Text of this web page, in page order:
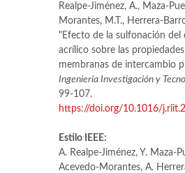
Realpe-Jiménez, A., Maza-
Morantes, M.T., Herrera-
"Efecto de la sulfonación del
acrílico sobre las
membranas de intercambio
Ingeniería Investigación y
99-107.
https://doi.org/10.1016/
Estilo IEEE:
A. Realpe-Jiménez, Y. Maza-
Acevedo-Morantes, A.